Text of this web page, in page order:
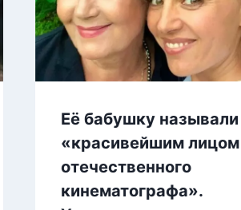
Её бабушку называли
«красивейшим лицом
отечественного
кинематографа».